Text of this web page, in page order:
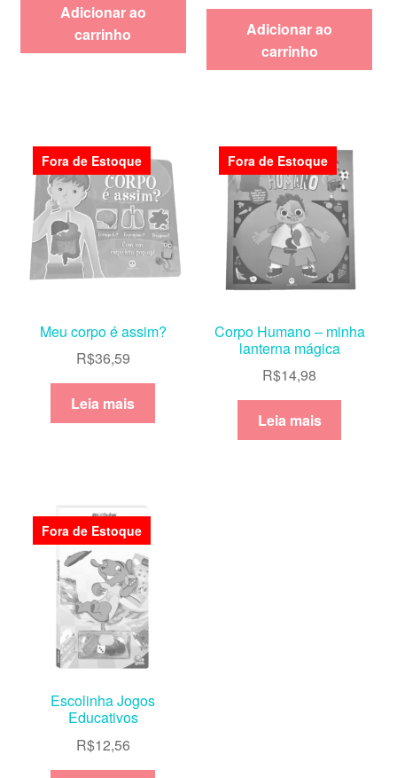
Adicionar ao
carrinho
Adicionar ao
carrinho
Fora de Estoque
Meu corpo é assim?
R$36,59
Leia mais
Fora de Estoque
Corpo Humano – minha
lanterna mágica
R$14,98
Leia mais
Fora de Estoque
Escolinha Jogos
Educativos
R$12,56